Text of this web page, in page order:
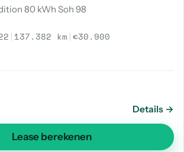
80 kWh Soh 98
| 137.382 km |€30.900
Details →
Lease berekenen